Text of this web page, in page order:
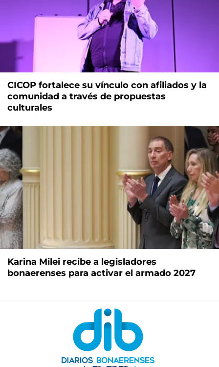
CICOP fortalece su vínculo con afiliados y la
comunidad a través de propuestas
culturales
Karina Milei recibe a legisladores
bonaerenses para activar el armado 2027